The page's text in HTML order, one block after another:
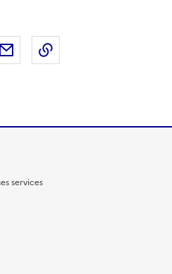
X sur LinkedIn
Partager par email
services